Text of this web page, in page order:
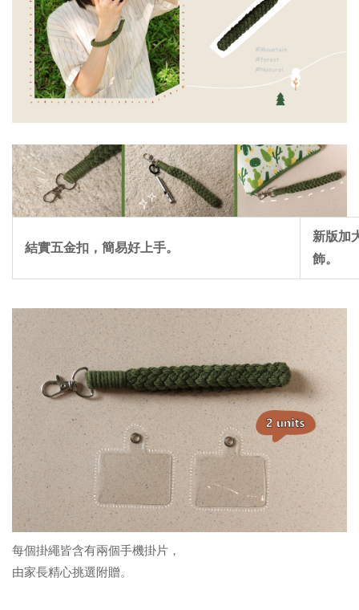
結實五金扣，簡易好上手。
新版加
飾。
每個掛繩皆含有兩個手機掛片，
由家長精心挑選附贈。